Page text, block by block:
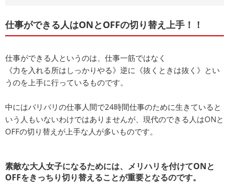
仕事ができる人はONとOFFの切り替え上手！！
仕事ができる人というのは、仕事一筋ではなく
《力を入れる所はしっかりやる》逆に《抜くときは抜く》とい
うのを上手に行っているものです。
中にはバリバリの仕事人間で24時間仕事のために生きていると
いう人もいないわけではありませんが、現代のできる人はONと
OFFの切り替えが上手な人が多いものです。
素敵な大人女子になるためには、メリハリを付けてONと
OFFをきっちり切り替えることが重要となるのです。